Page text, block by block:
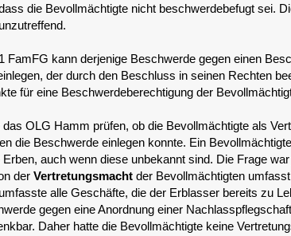
die Bevollmächtigte nicht beschwerdebefugt sei.
FamFG kann derjenige Beschwerde gegen einen
der durch den Beschluss in seinen Rechten
für eine Beschwerdeberechtigung der
OLG Hamm prüfen, ob die Bevollmächtigte als
die Beschwerde einlegen konnte. Ein
auch wenn diese unbekannt sind. Die Frage
der Vertretungsmacht der Bevollmächtigten
alle Geschäfte, die der Erblasser bereits zu
gegen eine Anordnung einer
Daher hatte die Bevollmächtigte keine